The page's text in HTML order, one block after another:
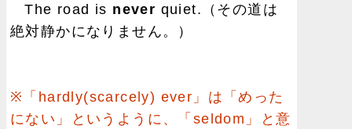
The road is never quiet.（その道は
絶対静かになりません。）
※「hardly(scarcely) ever」は「めった
にない」というように、「seldom」と意